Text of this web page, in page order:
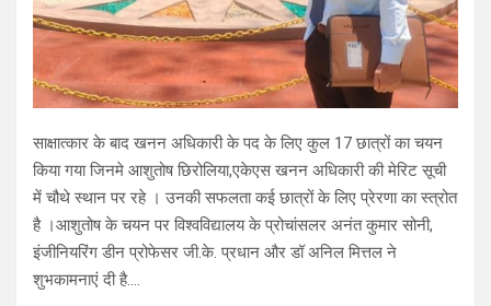
साक्षात्कार के बाद खनन अधिकारी के पद के लिए कुल 17 छात्रों का चयन
किया गया जिनमे आशुतोष छिरोलिया,एकेएस खनन अधिकारी की मेरिट सूची
में चौथे स्थान पर रहे । उनकी सफलता कई छात्रों के लिए प्रेरणा का स्त्रोत
है ।आशुतोष के चयन पर विश्वविद्यालय के प्रोचांसलर अनंत कुमार सोनी,
इंजीनियरिंग डीन प्रोफेसर जी.के. प्रधान और डॉ अनिल मित्तल ने
शुभकामनाएं दी है….